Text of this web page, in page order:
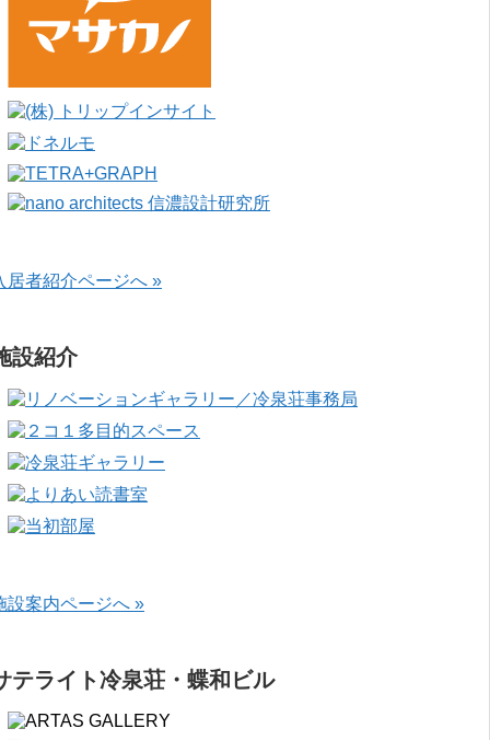
居者紹介ページへ »
設紹介
設案内ページへ »
テライト冷泉荘・蝶和ビル